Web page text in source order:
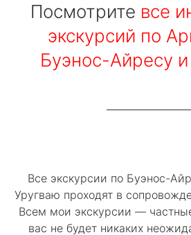
Посмотрите все
экскурсий по
Буэнос-Айресу
Все экскурсии по Буэнос-
Уругваю проходят в
Всем мои экскурсии —
вас не будет никаких